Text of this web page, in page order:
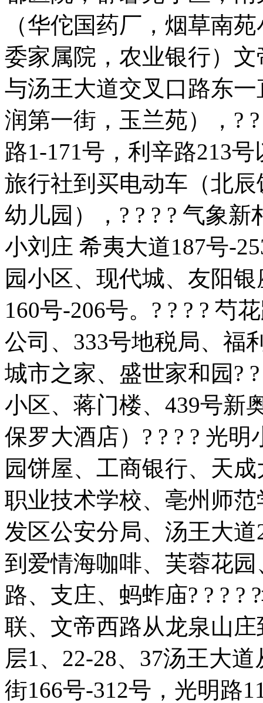
（华佗国药厂，烟草南
委家属院，农业银行）
与汤王大道交叉口路东
润第一街，玉兰苑），?
路1-171号，利辛路213
旅行社到买电动车（北
幼儿园），? ? ? ? 气象
小刘庄 希夷大道187号-
园小区、现代城、友阳
160号-206号。? ? ? ? 芍
公司、333号地税局、福
城市之家、盛世家和园? ?
小区、蒋门楼、439号新
保罗大酒店）? ? ? ? 光
园饼屋、工商银行、天
职业技术学校、亳州师
发区公安分局、汤王大道
到爱情海咖啡、芙蓉花
路、支庄、蚂蚱庙? ? ? ?
联、文帝西路从龙泉山
层1、22-28、37汤王大
街166号-312号，光明路